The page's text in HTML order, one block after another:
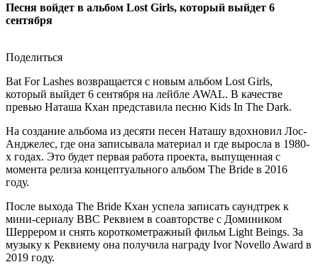
Песня войдет в альбом Lost Girls, который выйдет 6
сентября
Поделиться
Bat For Lashes возвращается с новым альбом Lost Girls,
который выйдет 6 сентября на лейбле AWAL. В качестве
превью Наташа Кхан представила песню Kids In The Dark.
На создание альбома из десяти песен Наташу вдохновил Лос-
Анджелес, где она записывала материал и где выросла в 1980-
х годах. Это будет первая работа проекта, выпущенная с
момента релиза концептуального альбом The Bride в 2016
году.
После выхода The Bride Кхан успела записать саундтрек к
мини-сериалу BBC Реквием в соавторстве с Домиником
Шеррером и снять короткометражный фильм Light Beings. За
музыку к Реквиему она получила награду Ivor Novello Award в
2019 году.